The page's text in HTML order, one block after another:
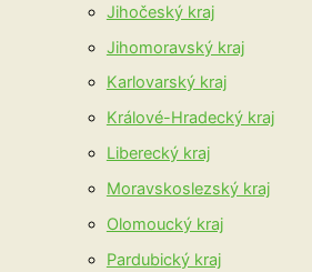
Jihočeský kraj
Jihomoravský kraj
Karlovarský kraj
Králové-Hradecký kraj
Liberecký kraj
Moravskoslezský kraj
Olomoucký kraj
Pardubický kraj